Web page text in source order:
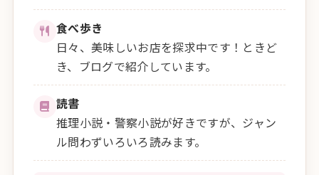
食べ歩き
日々、美味しいお店を探求中です！ときど
き、ブログで紹介しています。
読書
推理小説・警察小説が好きですが、ジャン
ル問わずいろいろ読みます。